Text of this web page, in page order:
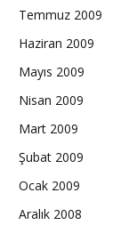
Temmuz 2009
Haziran 2009
Mayıs 2009
Nisan 2009
Mart 2009
Şubat 2009
Ocak 2009
Aralık 2008